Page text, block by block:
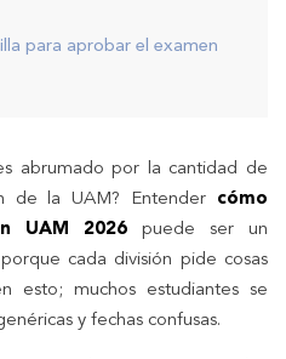
para aprobar el examen
abrumado por la cantidad de
de la UAM? Entender cómo
UAM 2026 puede ser un
cada división pide cosas
esto; muchos estudiantes se
y fechas confusas.